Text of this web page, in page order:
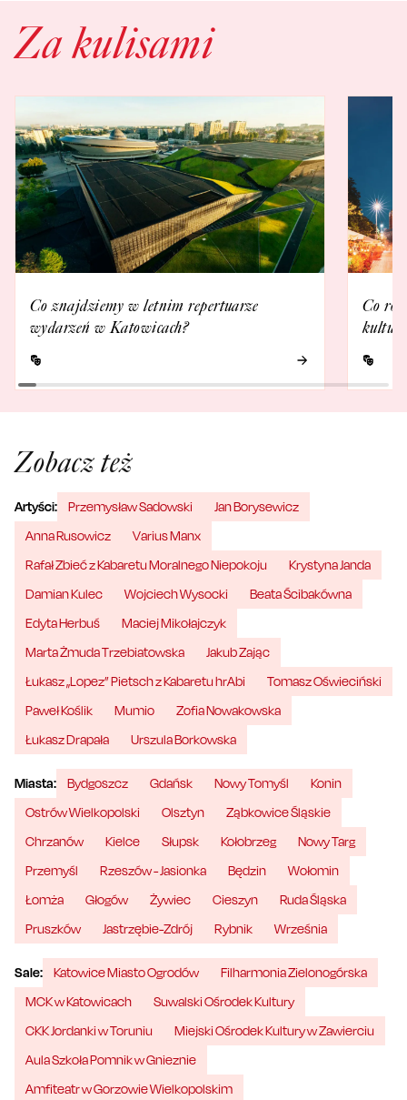
Za kulisami
Co znajdziemy w letnim repertuarze
wydarzeń w Katowicach?
Co
Zobacz też
Artyści: Przemysław Sadowski
Jan Borysewicz
Anna Rusowicz
Varius Manx
Rafał Zbieć z Kabaretu Moralnego Niepokoju
Krystyna Janda
Damian Kulec
Wojciech Wysocki
Beata Ścibakówna
Edyta Herbuś
Maciej Mikołajczyk
Marta Żmuda Trzebiatowska
Jakub Zając
Łukasz „Lopez” Pietsch z Kabaretu hrAbi
Tomasz Oświeciński
Paweł Koślik
Mumio
Zofia Nowakowska
Łukasz Drapała
Urszula Borkowska
Miasta: Bydgoszcz Gdańsk Nowy Tomyśl
Konin
Ostrów Wielkopolski
Olsztyn
Ząbkowice Śląskie
Chrzanów
Kielce Słupsk Kołobrzeg
Nowy Targ
Przemyśl
Rzeszów - Jasionka Będzin
Wołomin
Łomża
Głogów Żywiec Cieszyn
Ruda Śląska
Pruszków
Jastrzębie-Zdrój Rybnik Września
Sale: Katowice Miasto Ogrodów
Filharmonia Zielonogórska
MCK w Katowicach
Suwalski Ośrodek Kultury
CKK Jordanki w Toruniu
Miejski Ośrodek Kultury w Zawierciu
Aula Szkoła Pomnik w Gnieznie
Amfiteatr w Gorzowie Wielkopolskim